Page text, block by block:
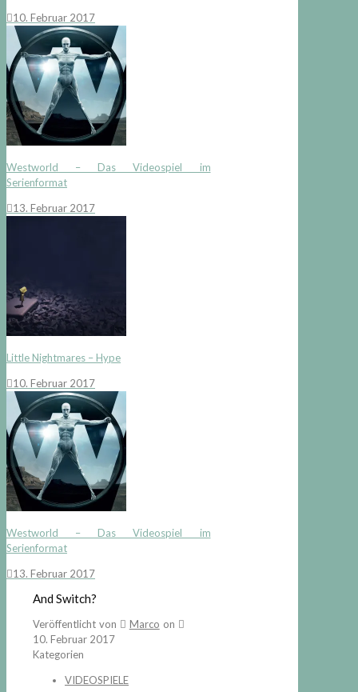
10. Februar 2017
Westworld – Das Videospiel im
Serienformat
13. Februar 2017
Little Nightmares – Hype
10. Februar 2017
Westworld – Das Videospiel im
Serienformat
13. Februar 2017
And Switch?
Veröffentlicht von Marco on
10. Februar 2017
Kategorien
VIDEOSPIELE